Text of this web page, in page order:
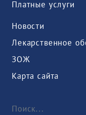
Платные услуги
Новости
Лекарственное
ЗОЖ
Карта сайта